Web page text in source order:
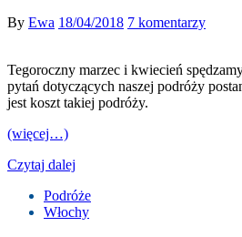
By Ewa 18/04/2018 7 komentarzy
Tegoroczny marzec i kwiecień
pytań dotyczących naszej podróży
jest koszt takiej podróży.
(więcej…)
Czytaj dalej
Podróże
Włochy